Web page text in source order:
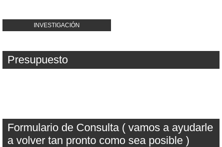
INVESTIGACIÓN
Presupuesto
Formulario de Consulta ( vamos a ayudarle
a volver tan pronto como sea posible )